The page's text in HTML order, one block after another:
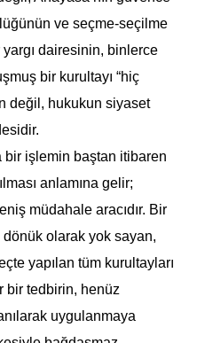
ve seçme-seçilme
yargı dairesinin, binlerce
bir kurultayı “hiç
değil, hukukun siyaset
bir işlemin baştan itibaren
anlamına gelir;
müdahale aracıdır. Bir
olarak yok sayan,
yapılan tüm kurultayları
bir tedbirin, henüz
uygulanmaya